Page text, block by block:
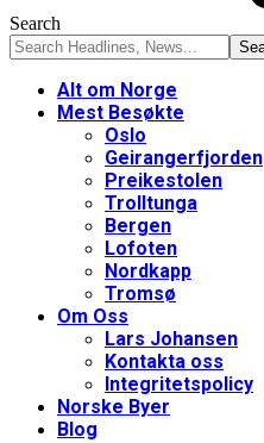
Search
Alt om Norge
Mest Besøkte
Oslo
Geirangerfjorden
Preikestolen
Trolltunga
Bergen
Lofoten
Nordkapp
Tromsø
Om Oss
Lars Johansen
Kontakta oss
Integritetspolicy
Norske Byer
Blog